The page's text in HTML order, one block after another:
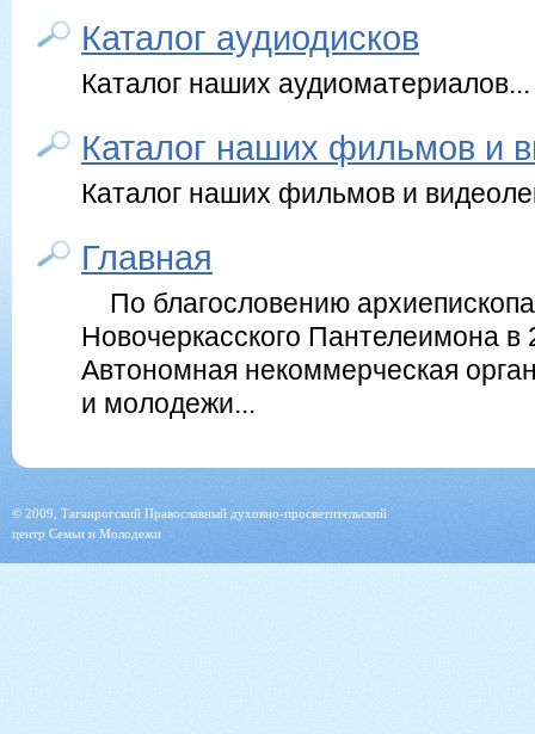
Каталог аудиодисков
Каталог наших аудиоматериалов...
Каталог наших фильмов и
Каталог наших фильмов и
Главная
По благословению архиепископа
Новочеркасского Пантелеимона в
Автономная некоммерческая
и молодежи...
© 2009, Таганрогский Православный духовно-просветительский
центр Семьи и Молодежи